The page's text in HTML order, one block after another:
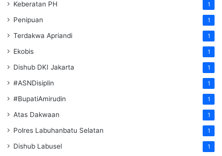
Keberatan PH 1
Penipuan 1
Terdakwa Apriandi 1
Ekobis 1
Dishub DKI Jakarta 1
#ASNDisiplin 1
#BupatiAmirudin 1
Atas Dakwaan 1
Polres Labuhanbatu Selatan 1
Dishub Labusel 1